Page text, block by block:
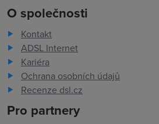
O společnosti
Kontakt
ADSL Internet
Kariéra
Ochrana osobních údajů
Recenze dsl.cz
Pro partnery